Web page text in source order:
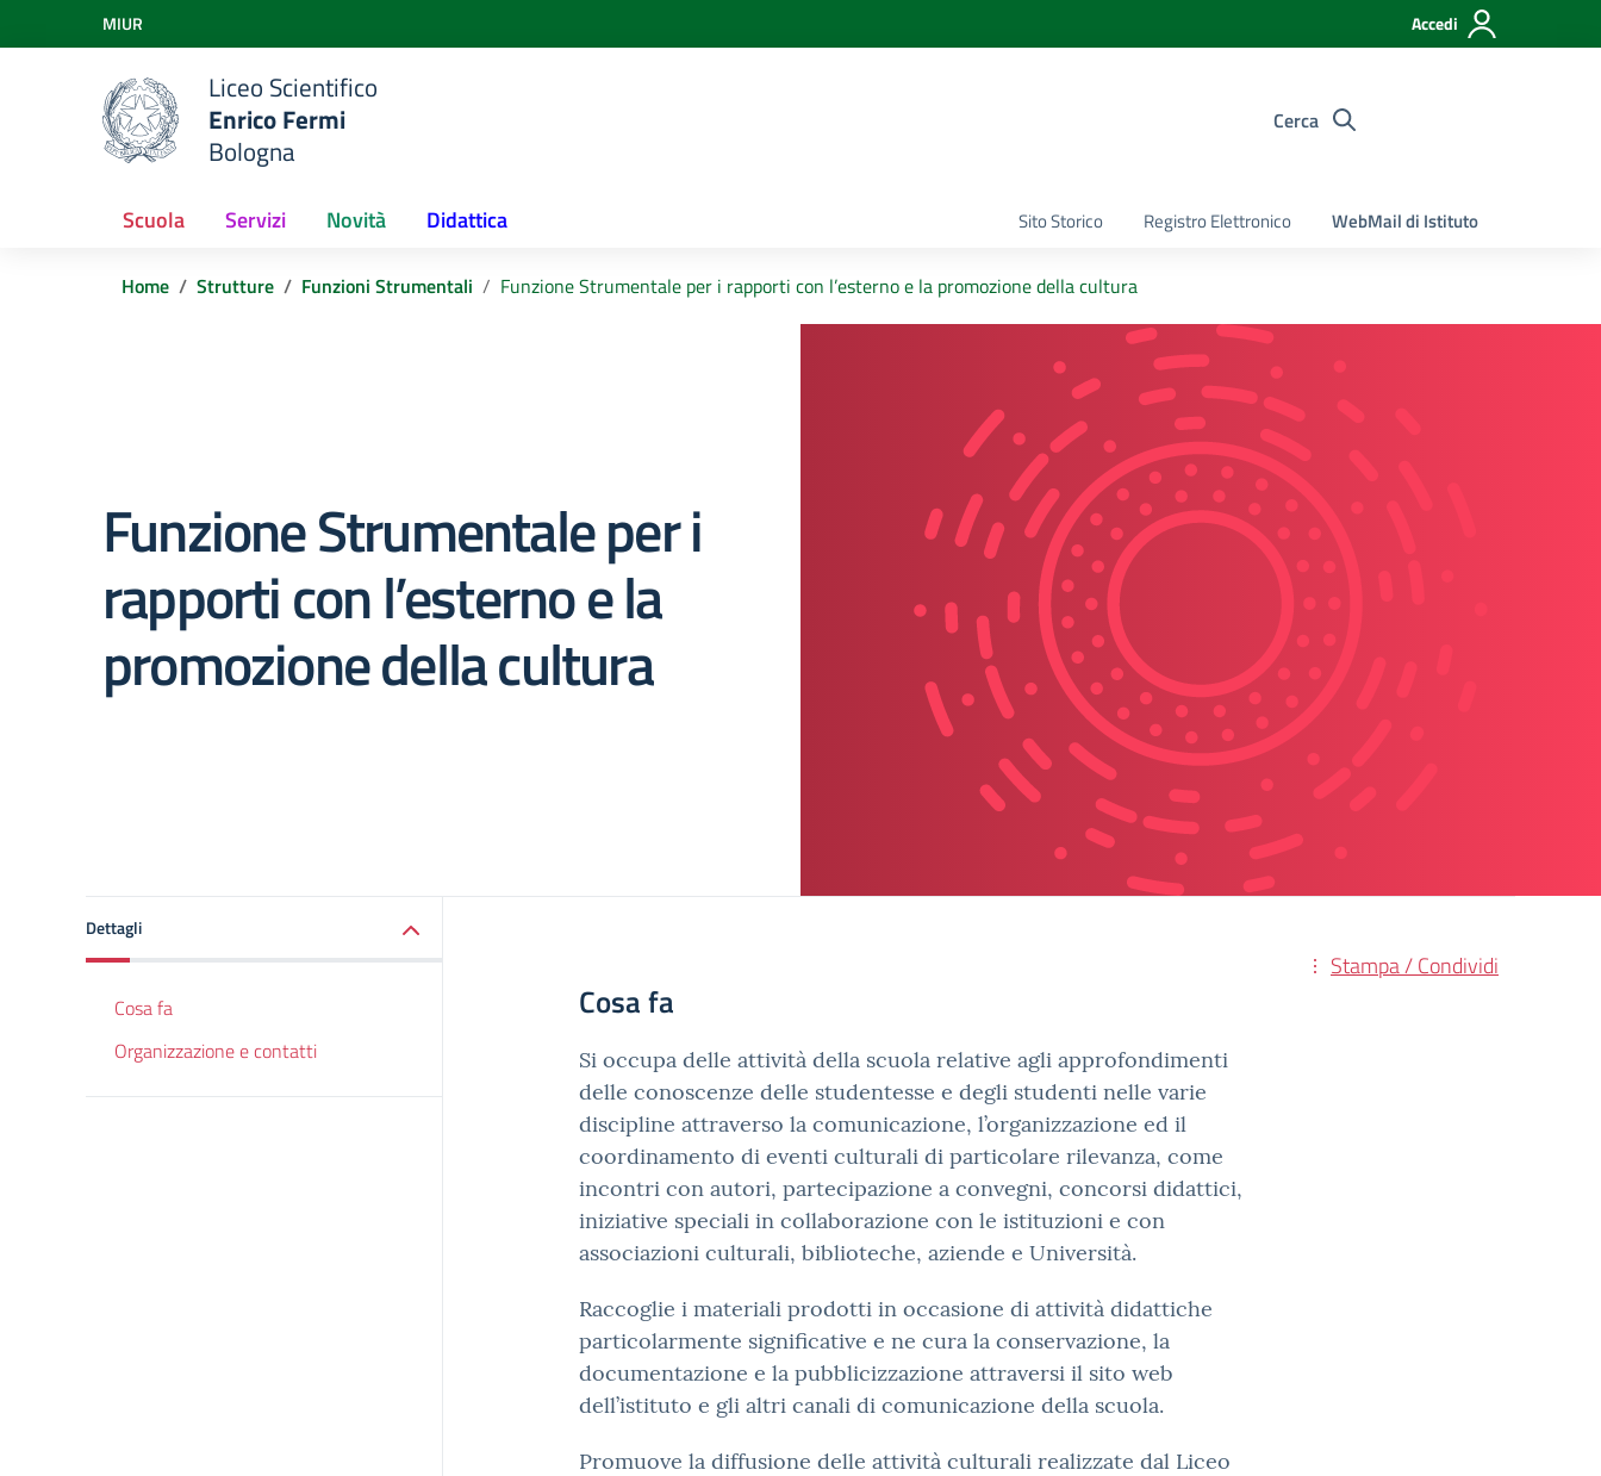
Vai ai contenuti
Vai al menu di navigazione
Vai al footer
MIUR Accedi
Liceo Scientifico
Enrico Fermi
Bologna
Cerca
Sito Storico Registro Elettronico WebMail di Istituto
Scuola Servizi Novità Didattica
Home Strutture Funzioni Strumentali Funzione Strumentale per i rapporti con l’esterno e la promozione della cultura
Funzione Strumentale per i
rapporti con l’esterno e la
promozione della cultura
Dettagli
Cosa fa
Organizzazione e contatti
Stampa / Condividi
Cosa fa
Si occupa delle attività della scuola relative agli approfondimenti
delle conoscenze delle studentesse e degli studenti nelle varie
discipline attraverso la comunicazione, l’organizzazione ed il
coordinamento di eventi culturali di particolare rilevanza, come
incontri con autori, partecipazione a convegni, concorsi didattici,
iniziative speciali in collaborazione con le istituzioni e con
associazioni culturali, biblioteche, aziende e Università.
Raccoglie i materiali prodotti in occasione di attività didattiche
particolarmente significative e ne cura la conservazione, la
documentazione e la pubblicizzazione attraversi il sito web
dell’istituto e gli altri canali di comunicazione della scuola.
Promuove la diffusione delle attività culturali realizzate dal Liceo